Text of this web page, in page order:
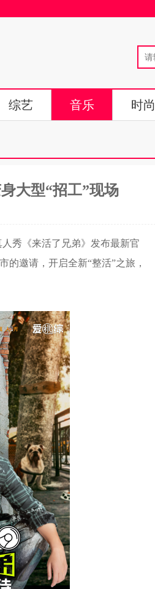
综艺 音乐 时尚
大型“招工”现场
秀《来活了兄弟》发布最新官
邀请，开启全新“整活”之旅，